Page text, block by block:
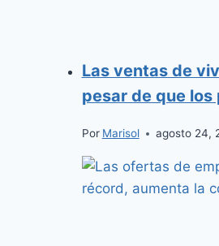
Las ventas de
pesar de que los
Por Marisol agosto 24,